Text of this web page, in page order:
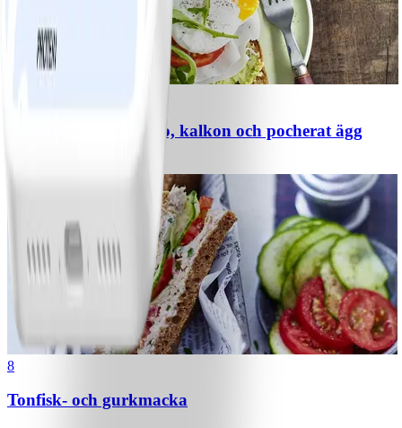
Mackor med avokado, kalkon och pocherat ägg
8
Tonfisk- och gurkmacka